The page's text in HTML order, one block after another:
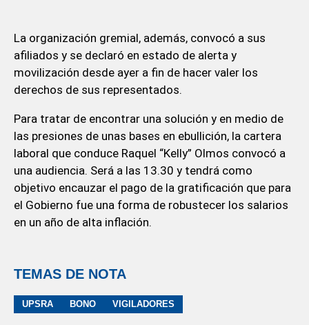
La organización gremial, además, convocó a sus
afiliados y se declaró en estado de alerta y
movilización desde ayer a fin de hacer valer los
derechos de sus representados.
Para tratar de encontrar una solución y en medio de
las presiones de unas bases en ebullición, la cartera
laboral que conduce Raquel “Kelly” Olmos convocó a
una audiencia. Será a las 13.30 y tendrá como
objetivo encauzar el pago de la gratificación que para
el Gobierno fue una forma de robustecer los salarios
en un año de alta inflación.
TEMAS DE NOTA
UPSRA BONO VIGILADORES